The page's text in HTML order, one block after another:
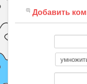
Добавить